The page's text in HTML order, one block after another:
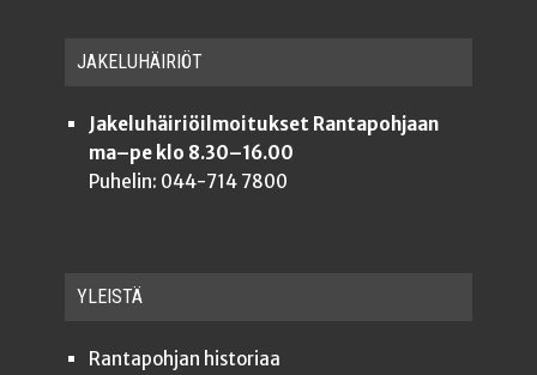
JAKE­LU­HÄI­RIÖT
Jakeluhäiriöilmoitukset Rantapohjaan
ma–pe klo 8.30–16.00
Puhelin: 044-714 7800
YLEISTÄ
Ran­ta­poh­jan historiaa